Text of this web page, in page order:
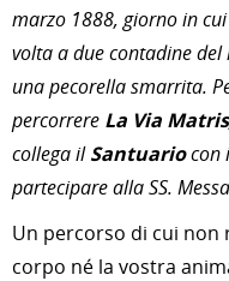
marzo 1888, giorno in
volta a due contadine
una pecorella smarrita.
percorrere La Via Matris
collega il Santuariocon
partecipare alla SS.
Un percorso di cui
corpo né la vostra